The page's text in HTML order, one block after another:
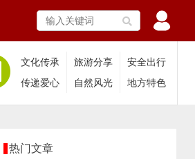
文化传承 旅游分享
安全出行
传递爱心
自然风光 地方特色
热门文章